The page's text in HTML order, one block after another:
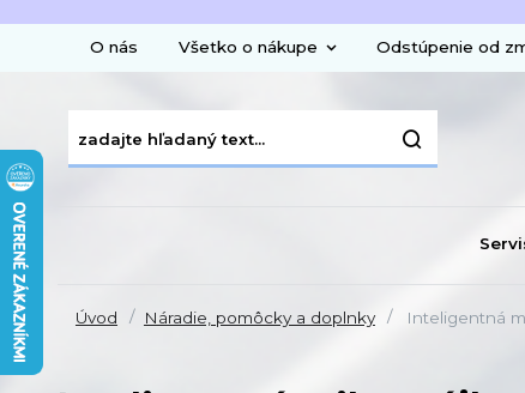
O nás Všetko o nákupe Odstúpenie od
Úvod Náradie, pomôcky a doplnky Inteligentná